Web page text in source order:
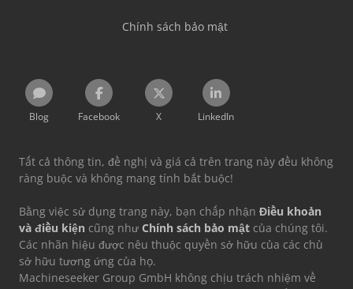
Chính sách bảo mật
Blog Facebook X LinkedIn
Tất cả thông tin, đề nghị và giá cả trên trang này đều không
ràng buộc và không mang tính bắt buộc!
Bằng việc sử dụng trang này, bạn chấp nhận Điều khoản
và điều kiện cũng như Chính sách bảo mật của chúng tôi.
Các nhãn hiệu được nêu thuộc quyền sở hữu của các chủ
sở hữu tương ứng của họ.
Machineseeker Group GmbH không chịu trách nhiệm về